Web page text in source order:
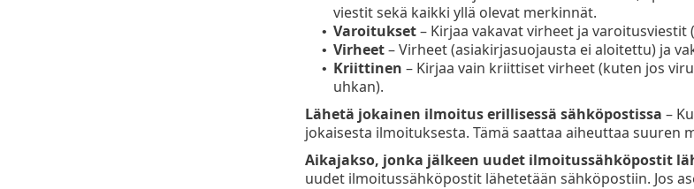
viestit sekä kaikki yllä olevat merkinnät.
• Varoitukset– Kirjaa vakavat virheet ja
• Virheet– Virheet (asiakirjasuojausta ei aloitettu) ja
• Kriittinen – Kirjaa vain kriittiset virheet (kuten jos
uhkan).
Lähetä jokainen ilmoitus erillisessä sähköpostissa –
jokaisesta ilmoituksesta. Tämä saattaa aiheuttaa suuren
Aikajakso, jonka jälkeen uudet ilmoitussähköpostit
uudet ilmoitussähköpostit lähetetään sähköpostiin. Jos